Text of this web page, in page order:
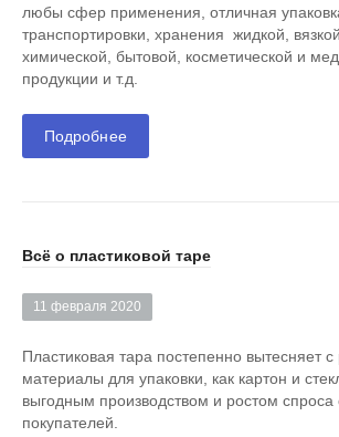
любы сфер применения, отличная
транспортировки, хранения жидкой,
химической, бытовой, косметической и
продукции и т.д.
Подробнее
Всё о пластиковой таре
11 февраля 2020
Пластиковая тара постепенно вытесняет с
материалы для упаковки, как картон и
выгодным производством и ростом спроса
покупателей.